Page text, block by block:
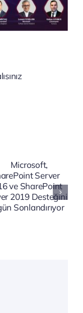
Yapay
Zekâ
Uyarısı: